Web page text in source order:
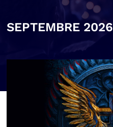
SEPTEMBRE 2026